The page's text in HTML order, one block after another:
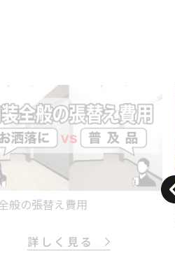
般の張替え費用
詳しく見る